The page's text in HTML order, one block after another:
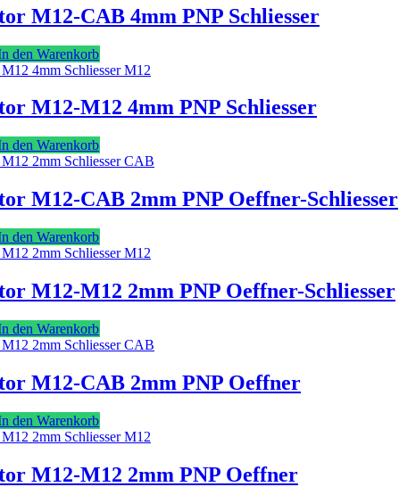
M12-CAB 4mm PNP Schliesser
den Warenkorb
M12-M12 4mm PNP Schliesser
den Warenkorb
M12-CAB 2mm PNP Oeffner-Schliesser
den Warenkorb
M12-M12 2mm PNP Oeffner-Schliesser
den Warenkorb
M12-CAB 2mm PNP Oeffner
den Warenkorb
M12-M12 2mm PNP Oeffner